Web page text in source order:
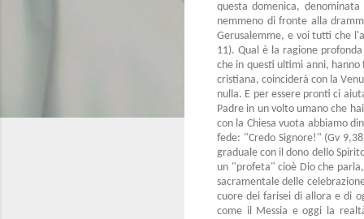
questa domenica,
nemmeno di fronte alla
Gerusalemme, e voi tutti che
11). Qual è la ragione
che in questi ultimi anni,
cristiana, coinciderà con la
nulla. E per essere pronti ci
Padre in un volto umano che
con la Chiesa vuota abbiamo
fede: "Credo Signore!" (Gv
graduale con il dono dello
un "profeta" cioè Dio che
sacramentale delle
cuore dei farisei di allora e di
come il Messia e oggi la